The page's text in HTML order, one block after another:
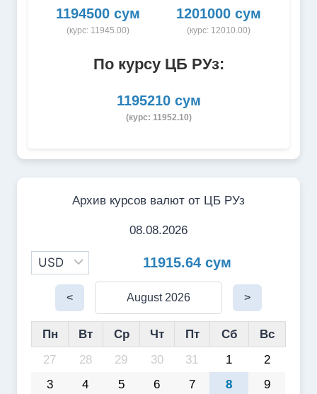
1194500 сум
(курс: 11945.00)
1201000 сум
(курс: 12010.00)
По курсу ЦБ РУз:
1195210 сум
(курс: 11952.10)
Архив курсов валют от ЦБ РУз
08.08.2026
11915.64 сум
< August 2026 >
Пн Вт Ср Чт Пт Сб
Вс
27
28 29 30 31 1
2
3
4 5 6 7 8
9